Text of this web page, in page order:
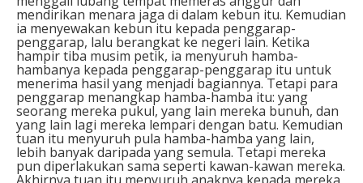
mendirikan menara jaga di dalam kebun itu. Kemudian
ia menyewakan kebun itu kepada penggarap-
penggarap, lalu berangkat ke negeri lain. Ketika
hampir tiba musim petik, ia menyuruh hamba-
hambanya kepada penggarap-penggarap itu untuk
menerima hasil yang menjadi bagiannya. Tetapi para
penggarap menangkap hamba-hamba itu: yang
seorang mereka pukul, yang lain mereka bunuh, dan
yang lain lagi mereka lempari dengan batu. Kemudian
tuan itu menyuruh pula hamba-hamba yang lain,
lebih banyak daripada yang semula. Tetapi mereka
pun diperlakukan sama seperti kawan-kawan mereka.